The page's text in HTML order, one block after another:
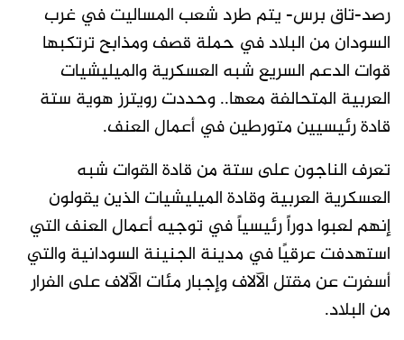
رصد-تاق برس- يتم طرد شعب المساليت في غرب
السودان من البلاد في حملة قصف ومذابح ترتكبها
قوات الدعم السريع شبه العسكرية والميليشيات
العربية المتحالفة معها.. وحددت رويترز هوية ستة
قادة رئيسيين متورطين في أعمال العنف.
تعرف الناجون على ستة من قادة القوات شبه
العسكرية العربية وقادة الميليشيات الذين يقولون
إنهم لعبوا دوراً رئيسياً في توجيه أعمال العنف التي
استهدفت عرقيًا في مدينة الجنينة السودانية والتي
أسفرت عن مقتل الآلاف وإجبار مئات الآلاف على الفرار
من البلاد.